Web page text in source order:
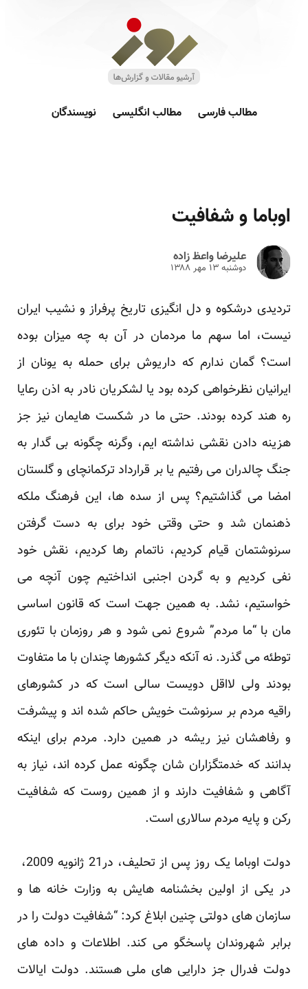
مطالب فارسی مطالب انگلیسی نویسندگان
اوباما و شفافیت
علیرضا واعظ زاده
دوشنبه ۱۳ مهر ۱۳۸۸
تردیدی درشکوه و دل انگیزی تاریخ پرفراز و نشیب ایران
نیست، اما سهم ما مردمان در آن به چه میزان بوده
است؟ گمان ندارم که داریوش برای حمله به یونان از
ایرانیان نظرخواهی کرده بود یا لشکریان نادر به اذن رعایا
ره هند کرده بودند. حتی ما در شکست هایمان نیز جز
هزینه دادن نقشی نداشته ایم، وگرنه چگونه بی گدار به
جنگ چالدران می رفتیم یا بر قرارداد ترکمانچای و گلستان
امضا می گذاشتیم؟ پس از سده ها، این فرهنگ ملکه
ذهنمان شد و حتی وقتی خود برای به دست گرفتن
سرنوشتمان قیام کردیم، ناتمام رها کردیم، نقش خود
نفی کردیم و به گردن اجنبی انداختیم چون آنچه می
خواستیم، نشد. به همین جهت است که قانون اساسی
مان با “ما مردم” شروع نمی شود و هر روزمان با تئوری
توطئه می گذرد. نه آنکه دیگر کشورها چندان با ما متفاوت
بودند ولی لااقل دویست سالی است که در کشورهای
راقیه مردم بر سرنوشت خویش حاکم شده اند و پیشرفت
و رفاهشان نیز ریشه در همین دارد. مردم برای اینکه
بدانند که خدمتگزاران شان چگونه عمل کرده اند، نیاز به
آگاهی و شفافیت دارند و از همین روست که شفافیت
رکن و پایه مردم سالاری است.
دولت اوباما یک روز پس از تحلیف، در21 ژانویه 2009،
در یکی از اولین بخشنامه هایش به وزارت خانه ها و
سازمان های دولتی چنین ابلاغ کرد: “شفافیت دولت را در
برابر شهروندان پاسخگو می کند. اطلاعات و داده های
دولت فدرال جز دارایی های ملی هستند. دولت ایالات